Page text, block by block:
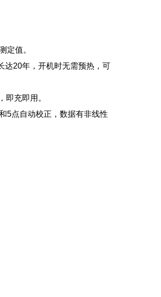
定值。
达20年，开机时无需预热，可
即充即用。
5点自动校正，数据有非线性